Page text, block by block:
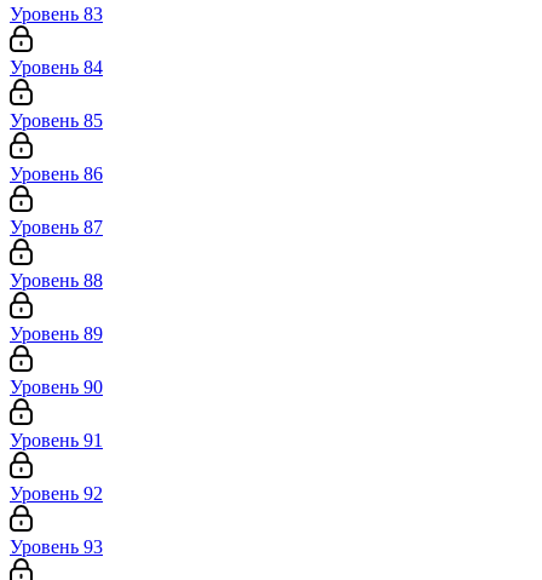
Уровень 83
Уровень 84
Уровень 85
Уровень 86
Уровень 87
Уровень 88
Уровень 89
Уровень 90
Уровень 91
Уровень 92
Уровень 93